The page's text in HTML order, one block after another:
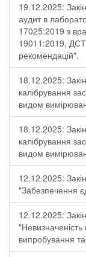
19.12.2025:
аудит в
17025:2019 з
19011:2019,
рекомендацій".
18.12.2025:
калібрування
видом
18.12.2025:
калібрування
видом
12.12.2025:
"Забезпечення
12.12.2025:
випробування